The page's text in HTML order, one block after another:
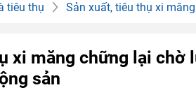
tiêu thụ Sản xuất, tiêu thụ xi
xi măng chững lại chờ
sản